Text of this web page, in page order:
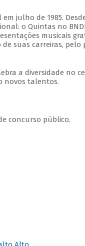
julho de 1985.
o Quintas no
musicais
suas carreiras, pelo
a diversidade no
novos talentos.
concurso público.